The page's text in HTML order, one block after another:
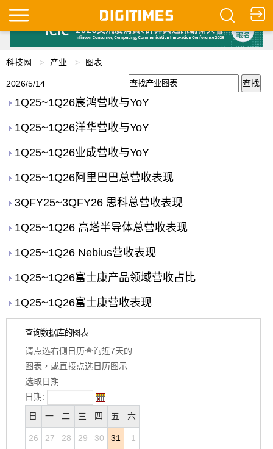
科技网 产业 图表
2026/5/14
1Q25~1Q26宸鸿营收与YoY
1Q25~1Q26洋华营收与YoY
1Q25~1Q26业成营收与YoY
1Q25~1Q26阿里巴巴总营收表现
3QFY25~3QFY26 思科总营收表现
1Q25~1Q26 高塔半导体总营收表现
1Q25~1Q26 Nebius营收表现
1Q25~1Q26富士康产品领域营收占比
1Q25~1Q26富士康营收表现
查询数据库的图表
请点选右侧日历查询近7天的
图表，或直接点选日历图示
选取日期
日期:
日
一 二 三 四 五 六
26 27 28 29 30 31 1